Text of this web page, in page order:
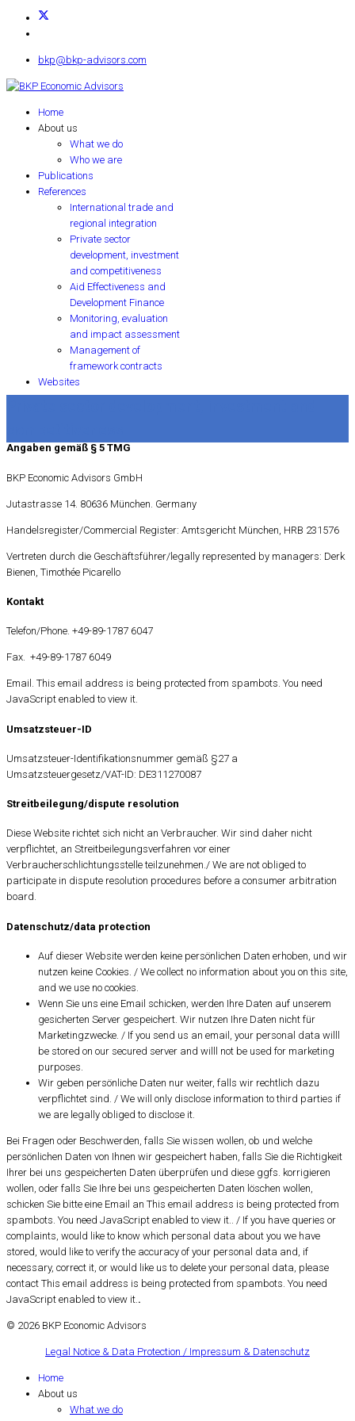
bkp@bkp-advisors.com
Home
About us
What we do
Who we are
Publications
References
International trade and
regional integration
Private sector
development, investment
and competitiveness
Aid Effectiveness and
Development Finance
Monitoring, evaluation
and impact assessment
Management of
framework contracts
Websites
Angaben gemäß § 5 TMG
BKP Economic Advisors GmbH
Jutastrasse 14. 80636 München. Germany
Handelsregister/Commercial Register: Amtsgericht München, HRB 231576
Vertreten durch die Geschäftsführer/legally represented by managers: Derk
Bienen, Timothée Picarello
Kontakt
Telefon/Phone. +49-89-1787 6047
Fax. +49-89-1787 6049
Email. This email address is being protected from spambots. You need
JavaScript enabled to view it.
Umsatzsteuer-ID
Umsatzsteuer-Identifikationsnummer gemäß §27 a
Umsatzsteuergesetz/VAT-ID: DE311270087
Streitbeilegung/dispute resolution
Diese Website richtet sich nicht an Verbraucher. Wir sind daher nicht
verpflichtet, an Streitbeilegungsverfahren vor einer
Verbraucherschlichtungsstelle teilzunehmen./ We are not obliged to
participate in dispute resolution procedures before a consumer arbitration
board.
Datenschutz/data protection
Auf dieser Website werden keine persönlichen Daten erhoben, und wir
nutzen keine Cookies. / We collect no information about you on this site,
and we use no cookies.
Wenn Sie uns eine Email schicken, werden Ihre Daten auf unserem
gesicherten Server gespeichert. Wir nutzen Ihre Daten nicht für
Marketingzwecke. / If you send us an email, your personal data willl
be stored on our secured server and willl not be used for marketing
purposes.
Wir geben persönliche Daten nur weiter, falls wir rechtlich dazu
verpflichtet sind. / We will only disclose information to third parties if
we are legally obliged to disclose it.
Bei Fragen oder Beschwerden, falls Sie wissen wollen, ob und welche
persönlichen Daten von Ihnen wir gespeichert haben, falls Sie die Richtigkeit
Ihrer bei uns gespeicherten Daten überprüfen und diese ggfs. korrigieren
wollen, oder falls Sie Ihre bei uns gespeicherten Daten löschen wollen,
schicken Sie bitte eine Email an This email address is being protected from
spambots. You need JavaScript enabled to view it.
. / If you have queries or
complaints, would like to know which personal data about you we have
stored, would like to verify the accuracy of your personal data and, if
necessary, correct it, or would like us to delete your personal data, please
contact This email address is being protected from spambots. You need
JavaScript enabled to view it. .
© 2026 BKP Economic Advisors
Legal Notice & Data Protection / Impressum & Datenschutz
Home
About us
What we do